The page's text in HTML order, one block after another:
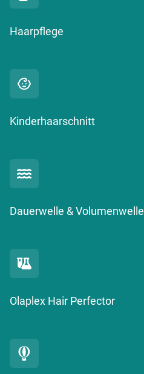
Haarpflege
Kinderhaarschnitt
Dauerwelle & Volumenwelle
Olaplex Hair Perfector